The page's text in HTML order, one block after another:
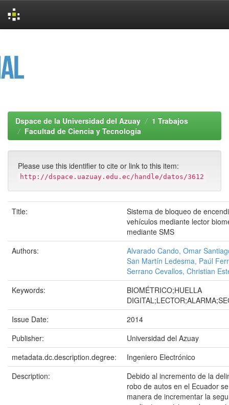
Dspace de la Universidad del Azuay
1 Trabajos
Facultad de Ciencia y Tecnología
Please use this identifier to cite or link to this item:
http://dspace.uazuay.edu.ec/handle/datos/3612
Title:
Sistema de bloqueo de
vehículos mediante lector
mediante SMS
Authors:
Alvarado Cando, Omar
San Martín Ledesma, Paúl
Serrano Cevallos, Christian
Keywords:
BIOMÉTRICO;HUELLA
Issue Date:
2014
Publisher:
Universidad del Azuay
metadata.dc.description.degree:
Ingeniero Electrónico
Description:
Debido al incremento de la
robo de autos en el Ecuador
manera de incrementar la